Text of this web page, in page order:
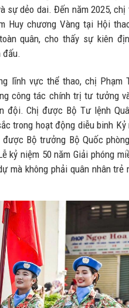
sự dẻo dai. Đến năm 2025,
Huy chương Vàng tại Hội
quân, cho thấy sự kiên
đấu.
lĩnh vực thể thao, chị Phạm
công tác chính trị tư tưởng
đội. Chị được Bộ Tư lệnh
trong hoạt động diễu binh Kỷ
Bộ trưởng Bộ Quốc
kỷ niệm 50 năm Giải phóng
mà không phải quân nhân trẻ